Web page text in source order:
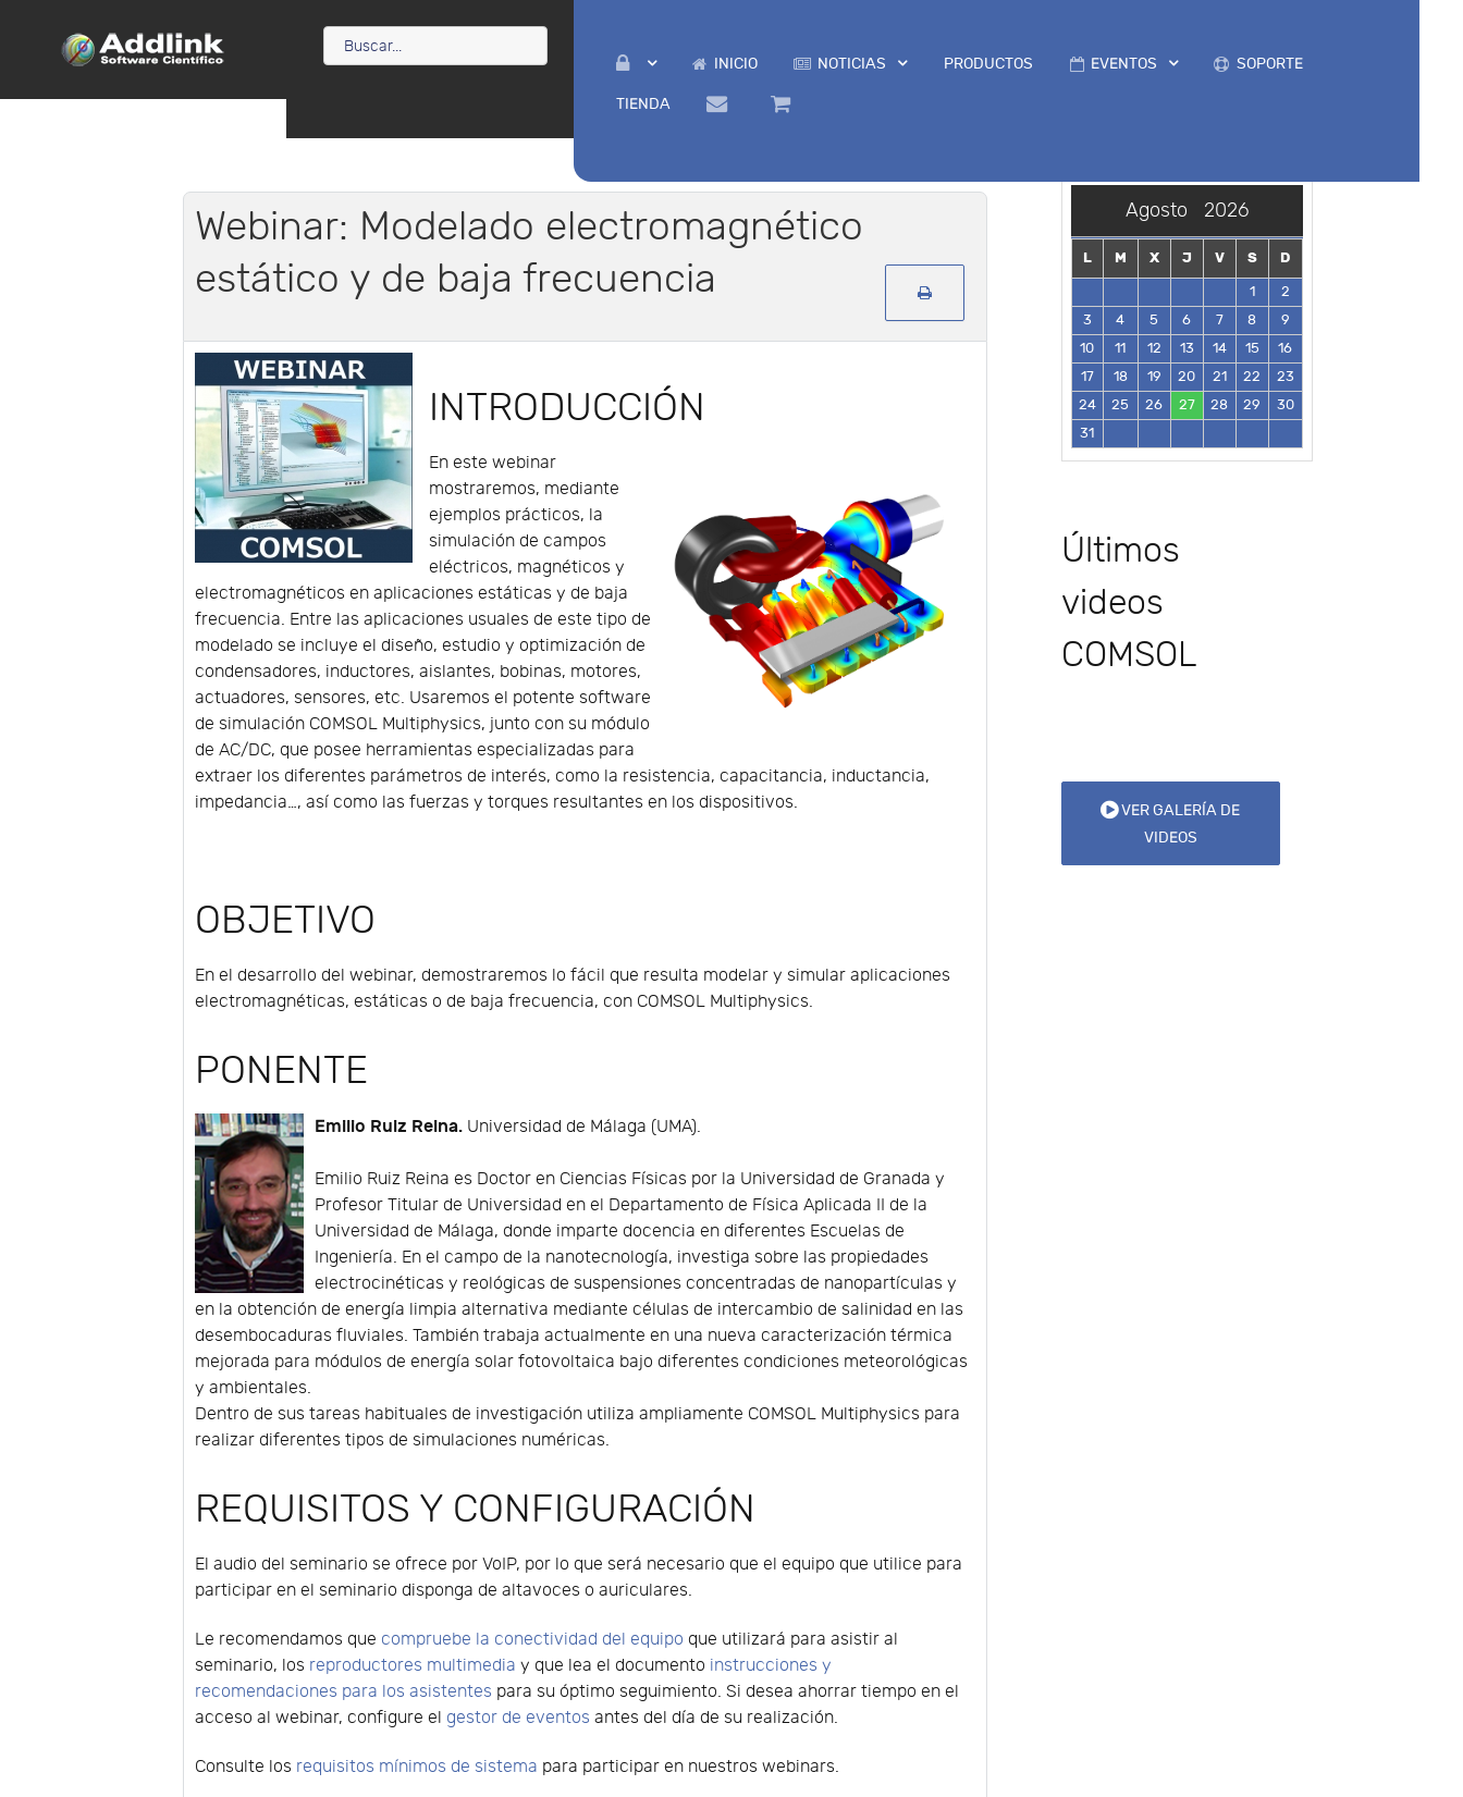
INICIO NOTICIAS PRODUCTOS EVENTOS SOPORTE
TIENDA
Webinar: Modelado electromagnético
estático y de baja frecuencia
INTRODUCCIÓN
En este webinar
mostraremos, mediante
ejemplos prácticos, la
simulación de campos
eléctricos, magnéticos y
electromagnéticos en aplicaciones estáticas y de baja
frecuencia. Entre las aplicaciones usuales de este tipo de
modelado se incluye el diseño, estudio y optimización de
condensadores, inductores, aislantes, bobinas, motores,
actuadores, sensores, etc. Usaremos el potente software
de simulación COMSOL Multiphysics, junto con su módulo
de AC/DC, que posee herramientas especializadas para
extraer los diferentes parámetros de interés, como la resistencia, capacitancia, inductancia,
impedancia…, así como las fuerzas y torques resultantes en los dispositivos.
OBJETIVO
En el desarrollo del webinar, demostraremos lo fácil que resulta modelar y simular aplicaciones
electromagnéticas, estáticas o de baja frecuencia, con COMSOL Multiphysics.
PONENTE
Emilio Ruiz Reina. Universidad de Málaga (UMA).
Emilio Ruiz Reina es Doctor en Ciencias Físicas por la Universidad de Granada y
Profesor Titular de Universidad en el Departamento de Física Aplicada II de la
Universidad de Málaga, donde imparte docencia en diferentes Escuelas de
Ingeniería. En el campo de la nanotecnología, investiga sobre las propiedades
electrocinéticas y reológicas de suspensiones concentradas de nanopartículas y
en la obtención de energía limpia alternativa mediante células de intercambio de salinidad en las
desembocaduras fluviales. También trabaja actualmente en una nueva caracterización térmica
mejorada para módulos de energía solar fotovoltaica bajo diferentes condiciones meteorológicas
y ambientales.
Dentro de sus tareas habituales de investigación utiliza ampliamente COMSOL Multiphysics para
realizar diferentes tipos de simulaciones numéricas.
REQUISITOS Y CONFIGURACIÓN
El audio del seminario se ofrece por VoIP, por lo que será necesario que el equipo que utilice para
participar en el seminario disponga de altavoces o auriculares.
Le recomendamos que compruebe la conectividad del equipo que utilizará para asistir al
seminario, los reproductores multimedia y que lea el documento instrucciones y
recomendaciones para los asistentes para su óptimo seguimiento. Si desea ahorrar tiempo en el
acceso al webinar, configure el gestor de eventos antes del día de su realización.
Consulte los requisitos mínimos de sistema para participar en nuestros webinars.
Agosto 2026
L M X J V S
D
1
2
3
4 5 6 7 8
9
10
11 12 13 14 15
16
17
18 19 20 21 22
23
24
25 26 27 28 29
30
31
Últimos
videos
COMSOL
VER GALERÍA DE
VIDEOS